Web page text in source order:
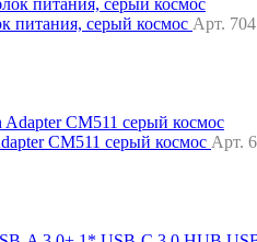
питания, серый космос Арт.
CM511 серый космос Арт.